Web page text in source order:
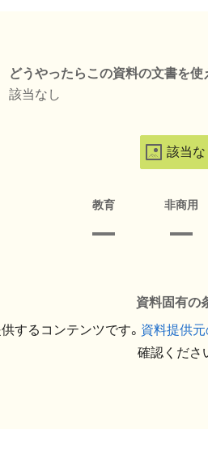
どうやったらこの資料の文書を使
該当なし
該当な
教育 非商用
資料固有の
するコンテンツです。 資料提供
確認くださ